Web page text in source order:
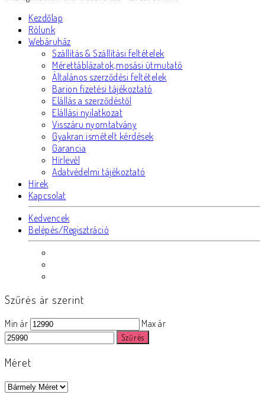
Kezdőlap
Rólunk
Webáruház
Szállítás & Szállítási feltételek
Mérettáblázatok,mosási útmutató
Általános szerződési feltételek
Barion fizetési tájékoztató
Elállás a szerződéstől
Elállási nyilatkozat
Visszáru nyomtatvány
Gyakran ismételt kérdések
Garancia
Hírlevél
Adatvédelmi tájékoztató
Hírek
Kapcsolat
Kedvencek
Belépés/Regisztráció
Szűrés ár szerint
Min ár Max ár
Szűrés
Méret